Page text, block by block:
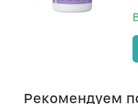
Рекомендуем